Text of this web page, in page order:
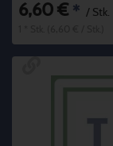
6,60 € * / Stk.